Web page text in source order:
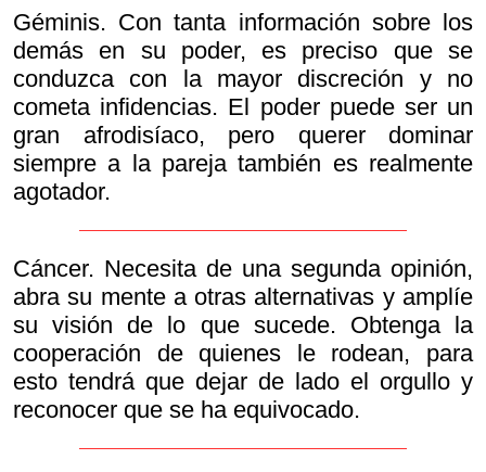
Géminis. Con tanta información sobre los
demás en su poder, es preciso que se
conduzca con la mayor discreción y no
cometa infidencias. El poder puede ser un
gran afrodisíaco, pero querer dominar
siempre a la pareja también es realmente
agotador.
Cáncer. Necesita de una segunda opinión,
abra su mente a otras alternativas y amplíe
su visión de lo que sucede. Obtenga la
cooperación de quienes le rodean, para
esto tendrá que dejar de lado el orgullo y
reconocer que se ha equivocado.